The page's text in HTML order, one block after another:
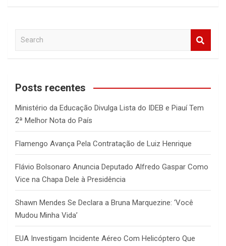
a
c
Posts recentes
Ministério da Educação Divulga Lista do IDEB e Piauí Tem
2ª Melhor Nota do País
Flamengo Avança Pela Contratação de Luiz Henrique
Flávio Bolsonaro Anuncia Deputado Alfredo Gaspar Como
Vice na Chapa Dele à Presidência
Shawn Mendes Se Declara a Bruna Marquezine: ‘Você
Mudou Minha Vida’
EUA Investigam Incidente Aéreo Com Helicóptero Que